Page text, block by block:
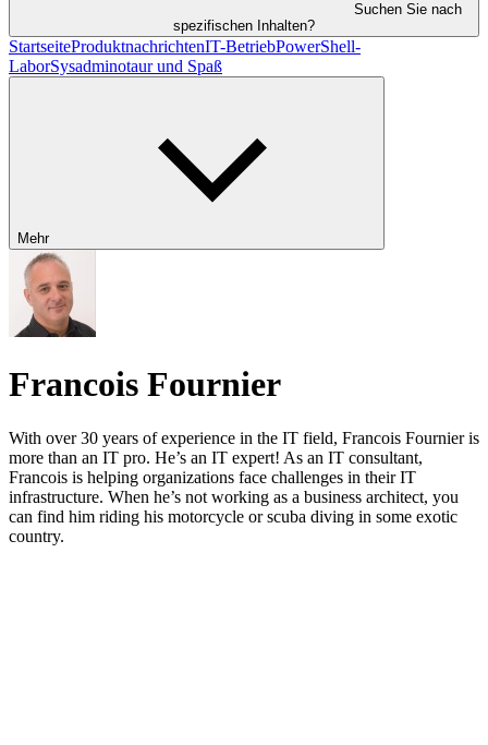
Suchen Sie nach
spezifischen Inhalten?
StartseiteProduktnachrichtenIT-BetriebPowerShell-
LaborSysadminotaur und Spaß
Mehr
Francois Fournier
With over 30 years of experience in the IT field, Francois Fournier is
more than an IT pro. He’s an IT expert! As an IT consultant,
Francois is helping organizations face challenges in their IT
infrastructure. When he’s not working as a business architect, you
can find him riding his motorcycle or scuba diving in some exotic
country.